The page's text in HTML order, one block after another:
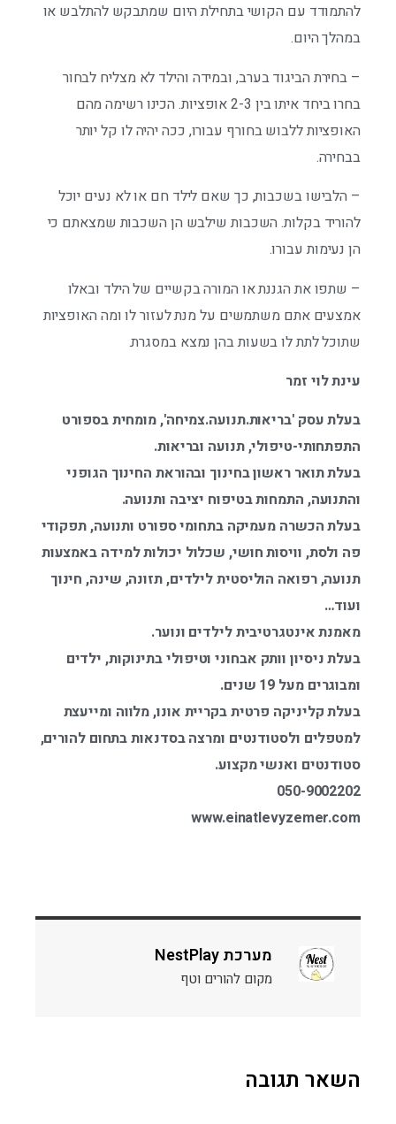
להתמודד עם הקושי בתחילת היום שמתבקש להתלבש או
במהלך היום.
– בחירת הביגוד בערב, ובמידה והילד לא מצליח לבחור
בחרו ביחד איתו בין 2-3 אופציות. הכינו רשימה מהם
האופציות ללבוש בחורף עבורו, ככה יהיה לו קל יותר
בבחירה.
– הלבישו בשכבות, כך שאם לילד חם או לא נעים יוכל
להוריד בקלות. השכבות שילבש הן השכבות שמצאתם כי
הן נעימות עבורו.
– שתפו את הגננת או המורה בקשיים של הילד ובאלו
אמצעים אתם משתמשים על מנת לעזור לו ומה האופציות
שתוכל לתת לו בשעות בהן נמצא במסגרת.
עינת לוי זמר
בעלת עסק 'בריאות.תנועה.צמיחה', מומחית בספורט
התפתחותי-טיפולי, תנועה ובריאות.
בעלת תואר ראשון בחינוך ובהוראת החינוך הגופני
והתנועה, התמחות בטיפוח יציבה ותנועה.
בעלת הכשרה מעמיקה בתחומי ספורט ותנועה, תפקודי
פה ולסת, וויסות חושי, שכלול יכולות למידה באמצעות
תנועה, רפואה הוליסטית לילדים, תזונה, שינה, חינוך
ועוד…
מאמנת אינטגרטיבית לילדים ונוער.
בעלת ניסיון וותק אבחוני וטיפולי בתינוקות, ילדים
ומבוגרים מעל 19 שנים.
בעלת קליניקה פרטית בקריית אונו, מלווה ומייעצת
למטפלים ולסטודנטים ומרצה בסדנאות בתחום להורים,
סטודנטים ואנשי מקצוע.
050-9002202
www.einatlevyzemer.com
מערכת NestPlay
מקום להורים וטף
השאר תגובה